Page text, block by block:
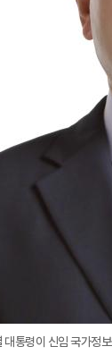
대통령이 신임 국가정